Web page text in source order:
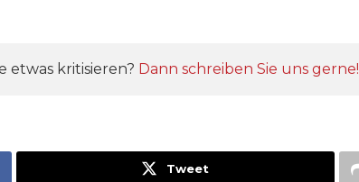
etwas kritisieren? Dann schreiben Sie uns gerne!
Tweet